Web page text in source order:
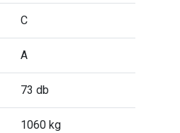
C
A
73 db
1060 kg